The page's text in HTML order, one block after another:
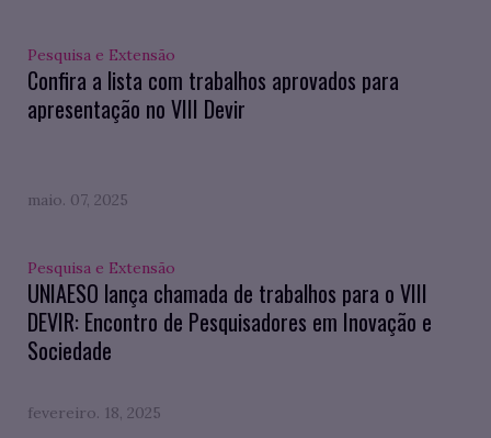
Pesquisa e Extensão
Confira a lista com trabalhos aprovados para
apresentação no VIII Devir
maio. 07, 2025
Pesquisa e Extensão
UNIAESO lança chamada de trabalhos para o VIII
DEVIR: Encontro de Pesquisadores em Inovação e
Sociedade
fevereiro. 18, 2025